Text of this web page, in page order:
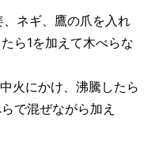
ネギ、鷹の爪を入れ
ら1を加えて木べらな
火にかけ、沸騰したら
で混ぜながら加え